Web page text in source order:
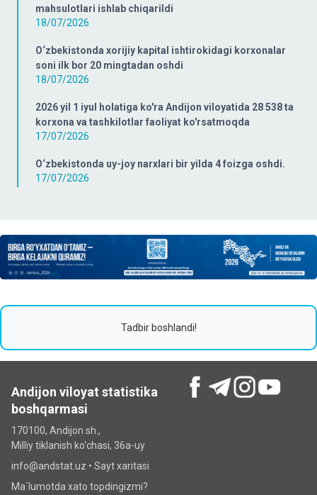
mahsulotlari ishlab chiqarildi
18/07/2026
O‘zbekistonda xorijiy kapital ishtirokidagi korxonalar
soni ilk bor 20 mingtadan oshdi
18/07/2026
2026 yil 1 iyul holatiga ko'ra Andijon viloyatida 28 538 ta
korxona va tashkilotlar faoliyat ko'rsatmoqda
17/07/2026
O‘zbekistonda uy-joy narxlari bir yilda 4 foizga oshdi.
17/07/2026
Tadbir boshlandi!
Andijon viloyat statistika
boshqarmasi
170100, Andijon sh.,
Milliy tiklanish ko‘chаsi, 36a-uy
info@andstat.uz • Sayt xaritasi
Ma`lumotda xato topdingizmi?